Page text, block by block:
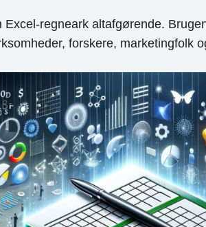
regneark altafgørende.
forskere, marketingfolk